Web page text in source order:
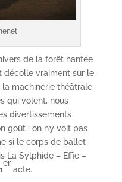
de la forêt hantée
décolle vraiment sur le
machinerie théâtrale
qui volent, nous
divertissements
goût : on n’y voit pas
si le corps de ballet
La Sylphide – Effie –
er
acte.